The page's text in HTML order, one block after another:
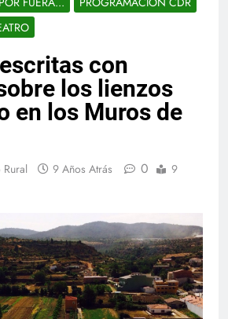
con
los lienzos
en los Muros de
9 Años Atrás 0
9